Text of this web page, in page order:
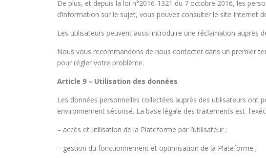
De plus, et depuis la loi n°2016-1321 du 7 octobre 2016, les
d’information sur le sujet, vous pouvez consulter le site Internet
Les utilisateurs peuvent aussi introduire une réclamation auprès
Nous vous recommandons de nous contacter dans un premier
pour régler votre problème.
Article 9 – Utilisation des données
Les données personnelles collectées auprès des utilisateurs ont
environnement sécurisé. La base légale des traitements est
– accès et utilisation de la Plateforme par l’utilisateur ;
– gestion du fonctionnement et optimisation de la Plateforme ;